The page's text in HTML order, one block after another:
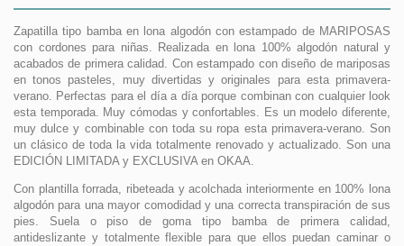
Zapatilla tipo bamba en lona algodón con estampado de MARIPOSAS
con cordones para niñas. Realizada en lona 100% algodón natural y
acabados de primera calidad. Con estampado con diseño de mariposas
en tonos pasteles, muy divertidas y originales para esta primavera-
verano. Perfectas para el día a día porque combinan con cualquier look
esta temporada. Muy cómodas y confortables. Es un modelo diferente,
muy dulce y combinable con toda su ropa esta primavera-verano. Son
un clásico de toda la vida totalmente renovado y actualizado. Son una
EDICIÓN LIMITADA y EXCLUSIVA en OKAA.
Con plantilla forrada, ribeteada y acolchada interiormente en 100% lona
algodón para una mayor comodidad y una correcta transpiración de sus
pies. Suela o piso de goma tipo bamba de primera calidad,
antideslizante y totalmente flexible para que ellos puedan caminar o